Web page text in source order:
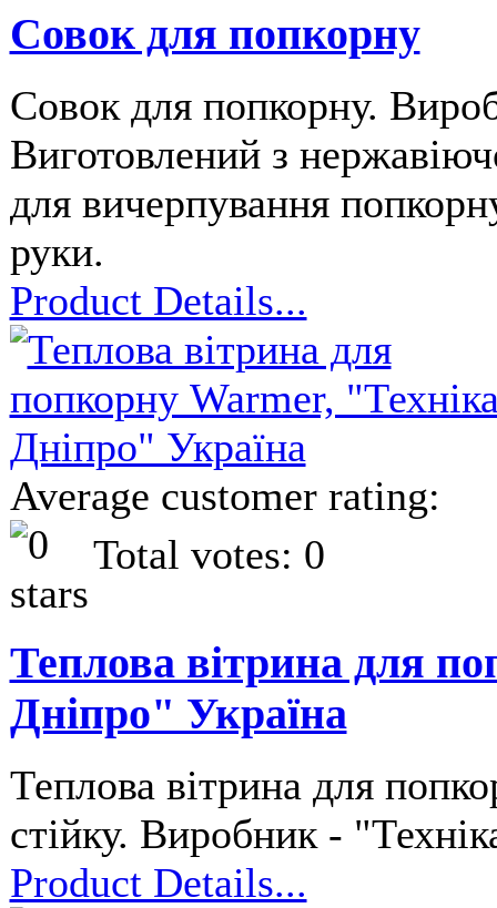
Совок для попкорну
Совок для попкорну.
Виготовлений з
для вичерпування
руки.
Product Details...
Average customer rating:
Total votes: 0
Теплова вітрина для
Дніпро" Україна
Теплова вітрина для
стійку. Виробник -
Product Details...